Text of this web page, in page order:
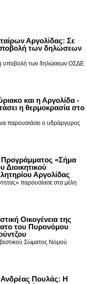
Αργολίδας: Σε
των δηλώσεων
υποβολή των δηλώσεων ΟΣΔΕ
και η Αργολίδα -
η θερμοκρασία στο
παρουσιάσει ο υδράργυρος
«Σήμα
Διοικητικού
Αργολίδας
παρουσίασε στα μέλη
Οικογένεια της
του Πυρονόμου
Σώματος Νομού
Ανδρέας Πουλάς: Η